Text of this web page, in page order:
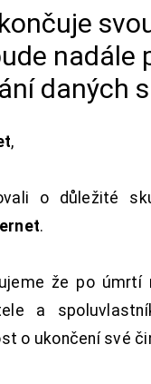
nadále
daných
,
o důležité
.
že po úmrtí
a
o ukončení své